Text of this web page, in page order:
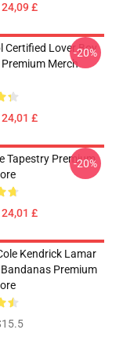
£
Certified Lover Boy
Merch
£
-20%
Tapestry Premium
£
-20%
Kendrick Lamar
Premium